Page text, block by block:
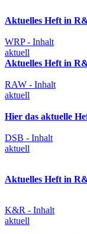
Aktuelles Heft in
WRP - Inhalt
aktuell
Aktuelles Heft in
RAW - Inhalt
aktuell
Hier das aktuelle
DSB - Inhalt
aktuell
Aktuelles Heft in
K&R - Inhalt
aktuell